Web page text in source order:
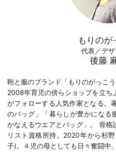
もりのが
代表／デ
後藤
鞄と服のブランド「もりのがっこう
2008年育児の傍らショップを立ち
がフォローする人気作家となる。
のバッグ 」「暮らしが豊かになる
かなえるウエアとバッグ 」。 骨
リスト資格所持。2020年から杉
子)。４児の母としても日々奮闘中。